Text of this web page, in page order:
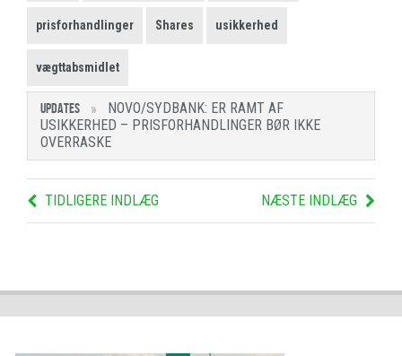
prisforhandlinger Shares usikkerhed
vægttabsmidlet
UPDATES
NOVO/SYDBANK: ER RAMT AF
USIKKERHED – PRISFORHANDLINGER BØR IKKE
OVERRASKE
TIDLIGERE INDLÆG NÆSTE INDLÆG